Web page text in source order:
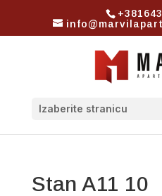
Izaberite stranicu
Stan A11 10